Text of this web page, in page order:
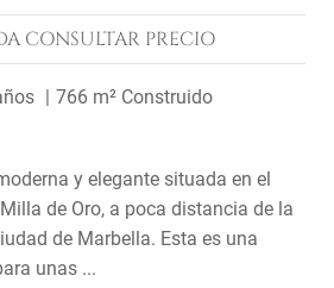
CONSULTAR PRECIO
766 m² Construido
y elegante situada en el
de Oro, a poca distancia de la
de Marbella. Esta es una
unas ...